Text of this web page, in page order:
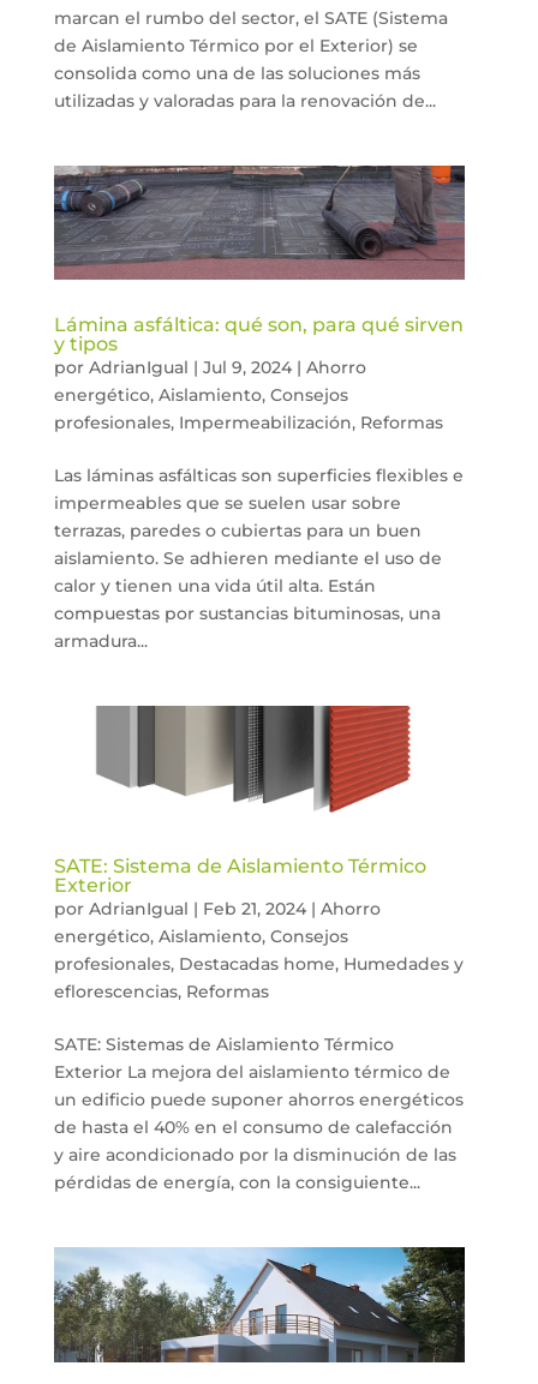
marcan el rumbo del sector, el SATE (Sistema
de Aislamiento Térmico por el Exterior) se
consolida como una de las soluciones más
utilizadas y valoradas para la renovación de...
Lámina asfáltica: qué son, para qué sirven
y tipos
por AdrianIgual | Jul 9, 2024| Ahorro
energético, Aislamiento, Consejos
profesionales, Impermeabilización, Reformas
Las láminas asfálticas son superficies flexibles e
impermeables que se suelen usar sobre
terrazas, paredes o cubiertas para un buen
aislamiento. Se adhieren mediante el uso de
calor y tienen una vida útil alta. Están
compuestas por sustancias bituminosas, una
armadura...
SATE: Sistema de Aislamiento Térmico
Exterior
por AdrianIgual | Feb 21, 2024| Ahorro
energético, Aislamiento, Consejos
profesionales, Destacadas home, Humedades y
eflorescencias, Reformas
SATE: Sistemas de Aislamiento Térmico
Exterior La mejora del aislamiento térmico de
un edificio puede suponer ahorros energéticos
de hasta el 40% en el consumo de calefacción
y aire acondicionado por la disminución de las
pérdidas de energía, con la consiguiente...